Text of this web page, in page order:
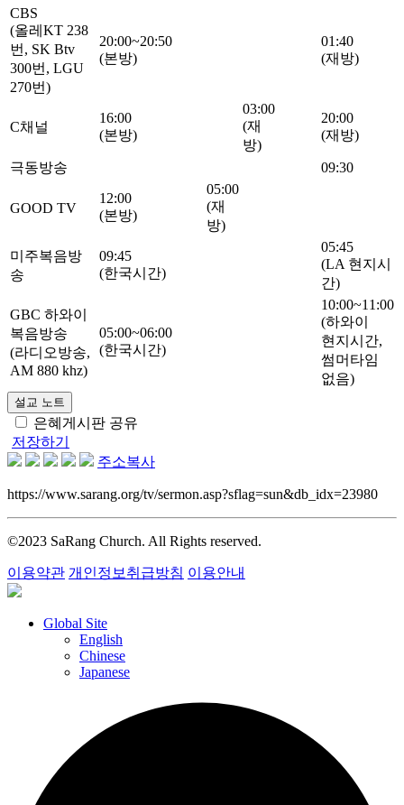
CBS
(올레KT 238
번, SK Btv
300번, LGU
270번)
20:00~20:50
(본방)
01:40
(재방)
C채널
16:00
(본방)
03:00
(재
방)
20:00
(재방)
극동방송 09:30
GOOD TV
12:00
(본방)
05:00
(재
방)
미주복음방
송
09:45
(한국시간)
05:45
(LA 현지시
간)
GBC 하와이
복음방송
(라디오방송,
AM 880 khz)
05:00~06:00
(한국시간)
10:00~11:00
(하와이
현지시간,
썸머타임
없음)
설교 노트
은혜게시판 공유
저장하기
주소복사
https://www.sarang.org/tv/sermon.asp?sflag=sun&db_idx=23980
©2023 SaRang Church. All Rights reserved.
이용약관 개인정보취급방침 이용안내
Global Site
English
Chinese
Japanese